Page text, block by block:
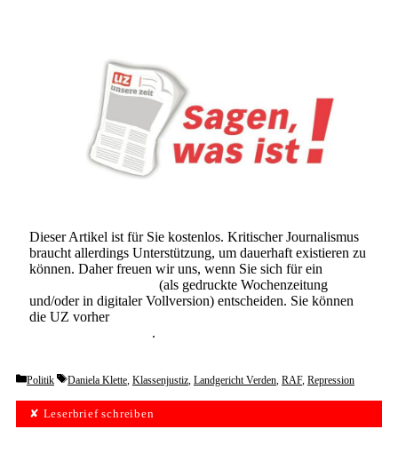
Dieser Artikel ist für Sie kostenlos. Kritischer Journalismus
braucht allerdings Unterstützung, um dauerhaft existieren zu
können. Daher freuen wir uns, wenn Sie sich für ein
(als gedruckte Wochenzeitung
und/oder in digitaler Vollversion) entscheiden. Sie können
die UZ vorher
.
Categories
Politik Tags
Daniela Klette, Klassenjustiz, Landgericht Verden, RAF, Repression
✘ Leserbrief schreiben